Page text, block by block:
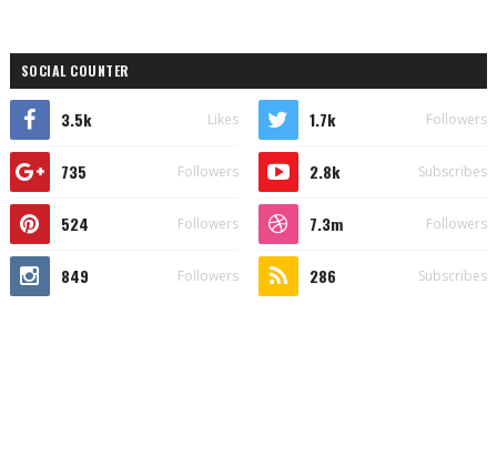
SOCIAL COUNTER
3.5k Likes 1.7k Followers
735 Followers 2.8k Subscribes
524 Followers 7.3m Followers
849 Followers 286 Subscribes